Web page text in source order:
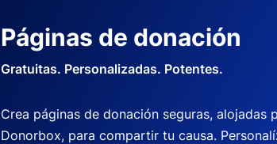
Páginas de donación
Gratuitas. Personalizadas. Potentes.
Crea páginas de donación seguras, alojadas
Donorbox, para compartir tu causa.